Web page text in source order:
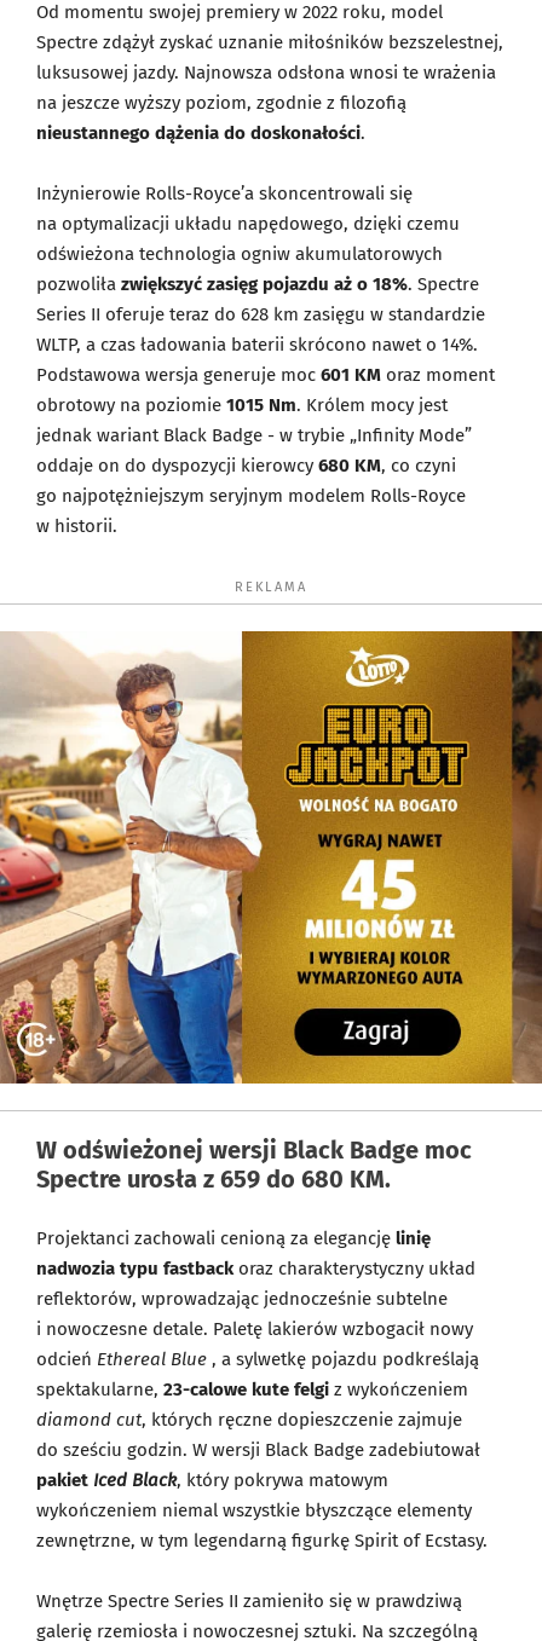
Od momentu swojej premiery w 2022 roku, model
Spectre zdążył zyskać uznanie miłośników bezszelestnej,
luksusowej jazdy. Najnowsza odsłona wnosi te wrażenia
na jeszcze wyższy poziom, zgodnie z filozofią
nieustannego dążenia do doskonałości.
Inżynierowie Rolls-Royce’a skoncentrowali się
na optymalizacji układu napędowego, dzięki czemu
odświeżona technologia ogniw akumulatorowych
pozwoliła zwiększyć zasięg pojazdu aż o 18%. Spectre
Series II oferuje teraz do 628 km zasięgu w standardzie
WLTP, a czas ładowania baterii skrócono nawet o 14%.
Podstawowa wersja generuje moc 601 KM oraz moment
obrotowy na poziomie 1015 Nm. Królem mocy jest
jednak wariant Black Badge - w trybie „Infinity Mode”
oddaje on do dyspozycji kierowcy 680 KM, co czyni
go najpotężniejszym seryjnym modelem Rolls-Royce
w historii.
REKLAMA
W odświeżonej wersji Black Badge moc
Spectre urosła z 659 do 680 KM.
Projektanci zachowali cenioną za elegancję linię
nadwozia typu fastback oraz charakterystyczny układ
reflektorów, wprowadzając jednocześnie subtelne
i nowoczesne detale. Paletę lakierów wzbogacił nowy
odcień Ethereal Blue , a sylwetkę pojazdu podkreślają
spektakularne, 23-calowe kute felgi z wykończeniem
diamond cut, których ręczne dopieszczenie zajmuje
do sześciu godzin. W wersji Black Badge zadebiutował
pakiet Iced Black, który pokrywa matowym
wykończeniem niemal wszystkie błyszczące elementy
zewnętrzne, w tym legendarną figurkę Spirit of Ecstasy.
Wnętrze Spectre Series II zamieniło się w prawdziwą
galerię rzemiosła i nowoczesnej sztuki. Na szczególną